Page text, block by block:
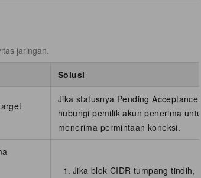
jaringan.
Solusi
Jika statusnya Pending Acceptance,
hubungi pemilik akun penerima untuk
menerima permintaan koneksi.
Jika blok CIDR tumpang tindih,